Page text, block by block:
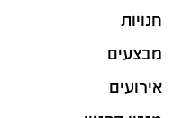
חנויות
מבצעים
אירועים